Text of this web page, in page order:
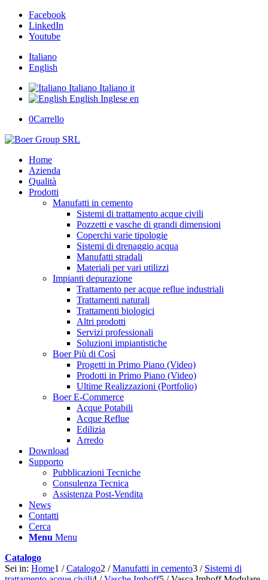
Facebook
LinkedIn
Youtube
Italiano
English
Italiano Italiano it
English Inglese en
0Carrello
Home
Azienda
Qualità
Prodotti
Manufatti in cemento
Sistemi di trattamento acque civili
Pozzetti e vasche di grandi dimensioni
Coperchi varie tipologie
Sistemi di drenaggio acqua
Manufatti stradali
Materiali per vari utilizzi
Impianti depurazione
Trattamento per acque reflue industriali
Trattamenti naturali
Trattamenti biologici
Altri prodotti
Servizi professionali
Soluzioni impiantistiche
Boer Più di Così
Progetti in Primo Piano (Video)
Prodotti in Primo Piano (Video)
Ultime Realizzazioni (Portfolio)
Boer E-Commerce
Acque Potabili
Acque Reflue
Edilizia
Arredo
Download
Supporto
Pubblicazioni Tecniche
Consulenza Tecnica
Assistenza Post-Vendita
News
Contatti
Cerca
Menu Menu
Catalogo
Sei in: Home1 / Catalogo2 / Manufatti in cemento3 / Sistemi di